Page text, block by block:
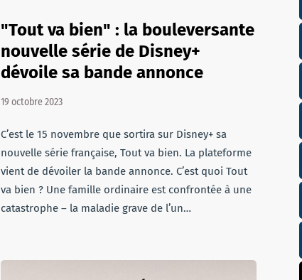
"Tout va bien" : la bouleversante
nouvelle série de Disney+
dévoile sa bande annonce
19 octobre 2023
C’est le 15 novembre que sortira sur Disney+ sa
nouvelle série française, Tout va bien. La plateforme
vient de dévoiler la bande annonce. C’est quoi Tout
va bien ? Une famille ordinaire est confrontée à une
catastrophe – la maladie grave de l’un…